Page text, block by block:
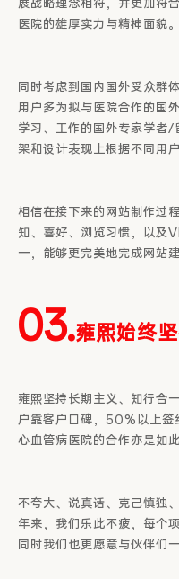
展战略理念相符，并更加符
医院的雄厚实力与精神面貌。
同时考虑到国内国外受众群
用户多为拟与医院合作的国
学习、工作的国外专家学者
架和设计表现上根据不同用
相信在接下来的网站制作过
知、喜好、浏览习惯，以及
一，能够更完美地完成网站
03.雍熙始终
雍熙坚持长期主义、知行合
户靠客户口碑，50%以上签
心血管病医院的合作亦是如此
不夸大、说真话、克己慎独
年来，我们乐此不疲，每个
同时我们也更愿意与伙伴们